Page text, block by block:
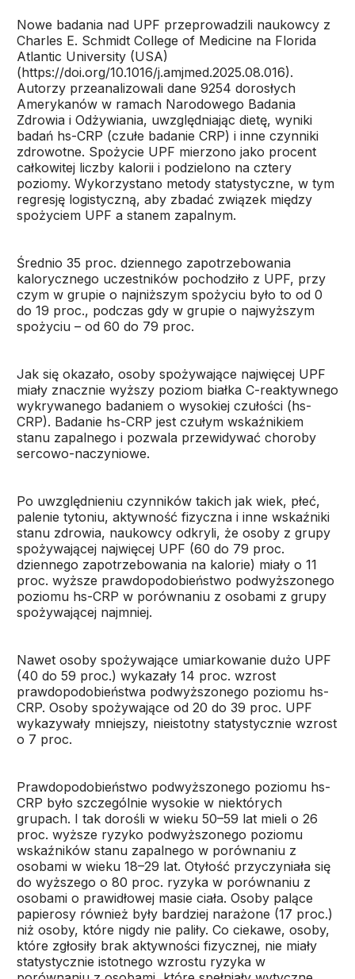
Nowe badania nad UPF przeprowadzili naukowcy z
Charles E. Schmidt College of Medicine na Florida
Atlantic University (USA)
(https://doi.org/10.1016/j.amjmed.2025.08.016).
Autorzy przeanalizowali dane 9254 dorosłych
Amerykanów w ramach Narodowego Badania
Zdrowia i Odżywiania, uwzględniając dietę, wyniki
badań hs-CRP (czułe badanie CRP) i inne czynniki
zdrowotne. Spożycie UPF mierzono jako procent
całkowitej liczby kalorii i podzielono na cztery
poziomy. Wykorzystano metody statystyczne, w tym
regresję logistyczną, aby zbadać związek między
spożyciem UPF a stanem zapalnym.
Średnio 35 proc. dziennego zapotrzebowania
kalorycznego uczestników pochodziło z UPF, przy
czym w grupie o najniższym spożyciu było to od 0
do 19 proc., podczas gdy w grupie o najwyższym
spożyciu – od 60 do 79 proc.
Jak się okazało, osoby spożywające najwięcej UPF
miały znacznie wyższy poziom białka C-reaktywnego
wykrywanego badaniem o wysokiej czułości (hs-
CRP). Badanie hs-CRP jest czułym wskaźnikiem
stanu zapalnego i pozwala przewidywać choroby
sercowo-naczyniowe.
Po uwzględnieniu czynników takich jak wiek, płeć,
palenie tytoniu, aktywność fizyczna i inne wskaźniki
stanu zdrowia, naukowcy odkryli, że osoby z grupy
spożywającej najwięcej UPF (60 do 79 proc.
dziennego zapotrzebowania na kalorie) miały o 11
proc. wyższe prawdopodobieństwo podwyższonego
poziomu hs-CRP w porównaniu z osobami z grupy
spożywającej najmniej.
Nawet osoby spożywające umiarkowanie dużo UPF
(40 do 59 proc.) wykazały 14 proc. wzrost
prawdopodobieństwa podwyższonego poziomu hs-
CRP. Osoby spożywające od 20 do 39 proc. UPF
wykazywały mniejszy, nieistotny statystycznie wzrost
o 7 proc.
Prawdopodobieństwo podwyższonego poziomu hs-
CRP było szczególnie wysokie w niektórych
grupach. I tak dorośli w wieku 50–59 lat mieli o 26
proc. wyższe ryzyko podwyższonego poziomu
wskaźników stanu zapalnego w porównaniu z
osobami w wieku 18–29 lat. Otyłość przyczyniała się
do wyższego o 80 proc. ryzyka w porównaniu z
osobami o prawidłowej masie ciała. Osoby palące
papierosy również były bardziej narażone (17 proc.)
niż osoby, które nigdy nie paliły. Co ciekawe, osoby,
które zgłosiły brak aktywności fizycznej, nie miały
statystycznie istotnego wzrostu ryzyka w